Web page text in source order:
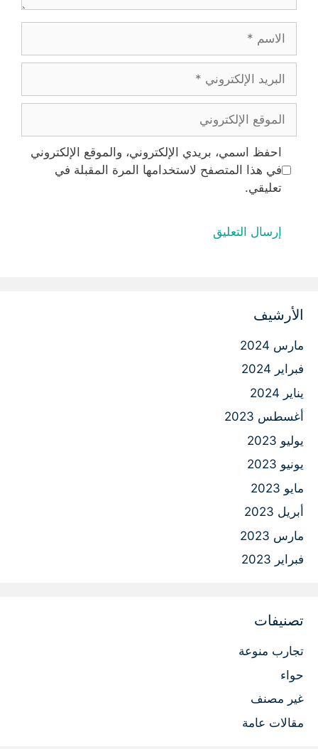
الاسم
البريد
الإلكتروني
الموقع
الإلكتروني
احفظ اسمي، بريدي الإلكتروني، والموقع الإلكتروني
في هذا المتصفح لاستخدامها المرة المقبلة في
تعليقي.
الأرشيف
مارس 2024
فبراير 2024
يناير 2024
أغسطس 2023
يوليو 2023
يونيو 2023
مايو 2023
أبريل 2023
مارس 2023
فبراير 2023
تصنيفات
تجارب منوعة
حواء
غير مصنف
مقالات عامة